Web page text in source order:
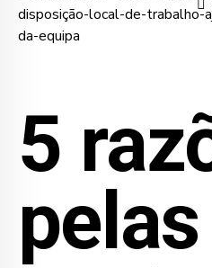
5
pelas